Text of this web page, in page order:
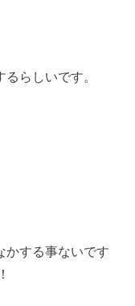
らしいです。
かする事ないです
！